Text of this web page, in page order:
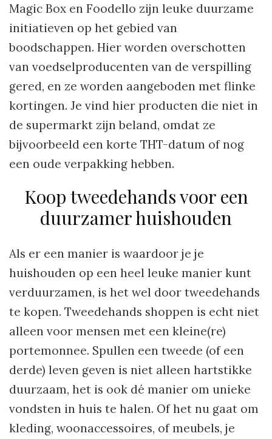
Magic Box en Foodello zijn leuke duurzame
initiatieven op het gebied van
boodschappen. Hier worden overschotten
van voedselproducenten van de verspilling
gered, en ze worden aangeboden met flinke
kortingen. Je vind hier producten die niet in
de supermarkt zijn beland, omdat ze
bijvoorbeeld een korte THT-datum of nog
een oude verpakking hebben.
Koop tweedehands voor een
duurzamer huishouden
Als er een manier is waardoor je je
huishouden op een heel leuke manier kunt
verduurzamen, is het wel door tweedehands
te kopen. Tweedehands shoppen is echt niet
alleen voor mensen met een kleine(re)
portemonnee. Spullen een tweede (of een
derde) leven geven is niet alleen hartstikke
duurzaam, het is ook dé manier om unieke
vondsten in huis te halen. Of het nu gaat om
kleding, woonaccessoires, of meubels, je